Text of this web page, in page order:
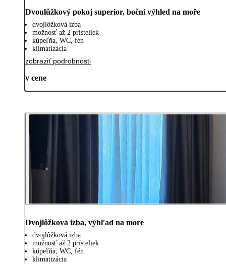
Dvoulůžkový pokoj superior, boční výhled na moře
dvojlôžková izba
možnosť až 2 prísteliek
kúpeľňa, WC, fén
klimatizácia
zobraziť podrobnosti
v cene
Dvojlôžková izba, výhľad na more
dvojlôžková izba
možnosť až 2 prísteliek
kúpeľňa, WC, fén
klimatizácia